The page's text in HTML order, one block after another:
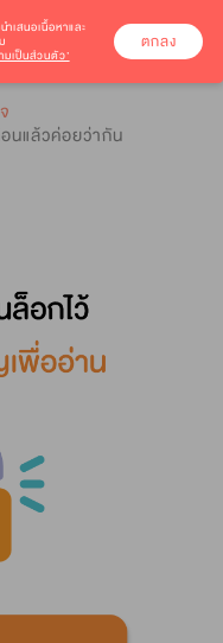
นแล้วค่อยว่ากัน
ำเสนอเนื้อหาและ
มเป็นส่วนตัว’
ตกลง